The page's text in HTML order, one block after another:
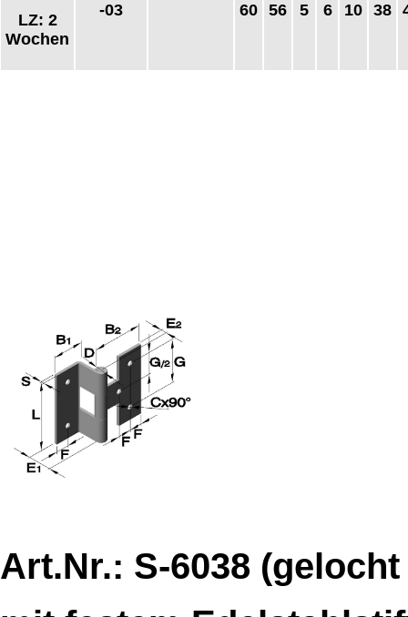
LZ: 2
Wochen
-03
60 56 5 6 10 38
Art.Nr.: S-6038